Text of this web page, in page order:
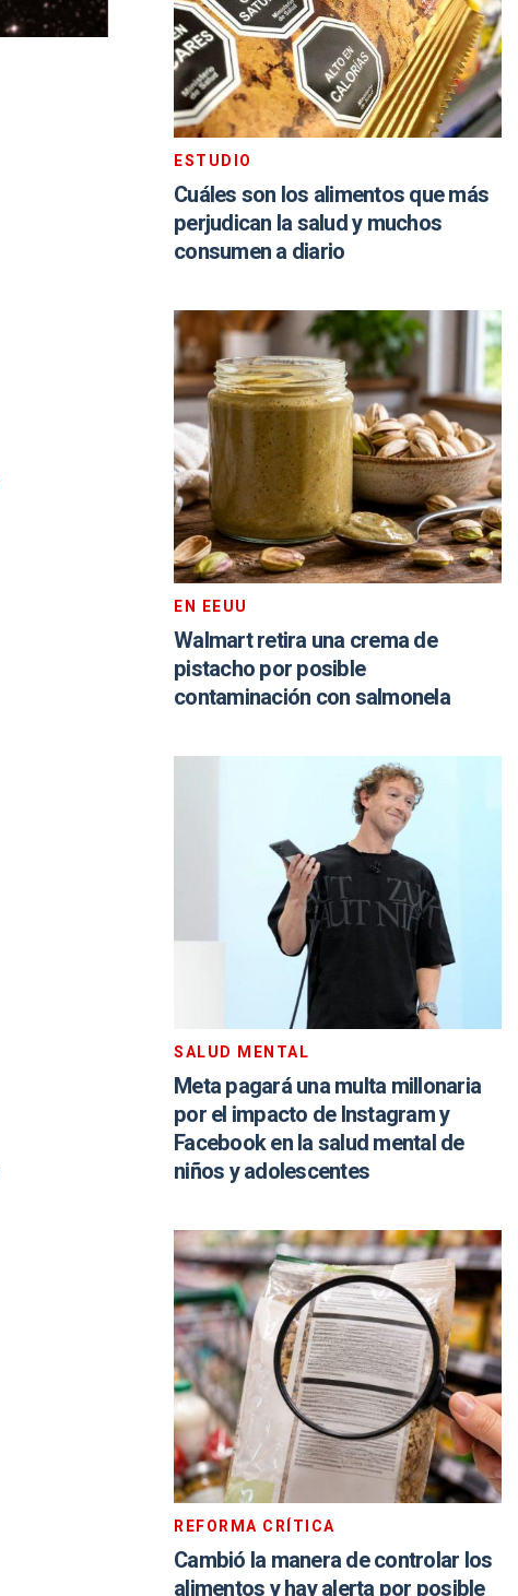
ESTUDIO
Cuáles son los alimentos que más
perjudican la salud y muchos
consumen a diario
EN EEUU
Walmart retira una crema de
pistacho por posible
contaminación con salmonela
SALUD MENTAL
Meta pagará una multa millonaria
por el impacto de Instagram y
Facebook en la salud mental de
niños y adolescentes
REFORMA CRÍTICA
Cambió la manera de controlar los
alimentos y hay alerta por posible